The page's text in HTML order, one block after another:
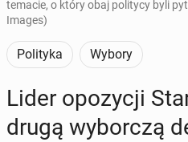
temacie, o który obaj politycy byli
Images)
Polityka Wybory
Lider opo­zy­cji
drugą wy­bor­czą